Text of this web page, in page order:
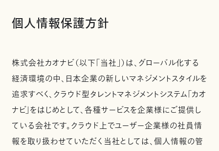
個人情報保護方針
株式会社カオナビ（以下「当社」）は、グローバル化する
経済環境の中、日本企業の新しいマネジメントスタイルを
追求すべく、クラウド型タレントマネジメントシステム「カオ
ナビ」をはじめとして、各種サービスを企業様にご提供し
ている会社です。クラウド上でユーザー企業様の社員情
報を取り扱わせていただく当社としては、個人情報の管